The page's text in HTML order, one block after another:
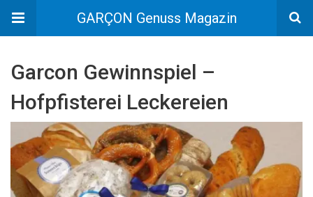
GARÇON Genuss Magazin
Garcon Gewinnspiel –
Hofpfisterei Leckereien